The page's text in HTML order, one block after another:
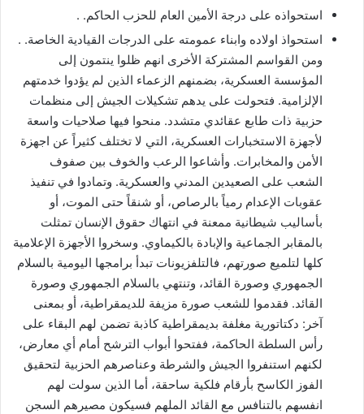
استحواذه على درجة الأمين العام للحزب الحاكم. .
استحواذ اولاده وابناء عمومته على الدرجات القيادية الخاصة. .
ومن القواسم المشتركة الأخرى انهم ظلوا ينتمون إلى
المؤسسة العسكرية، بضمنهم الزعماء الذين لم يؤدوا خدمتهم
الإلزامية. فتحولت على يدهم تشكيلات الجيش إلى منظمات
حزبية ذات طابع عقائدي متشدد. منحوا فيها صلاحيات واسعة
لأجهزة الاستخبارات العسكرية، التي لا تختلف كثيراً عن اجهزة
الأمن والمخابرات. وأشاعوا الرعب والخوف بين صفوف
الشعب على الصعيدين المدني والعسكرية. وتمادوا في تنفيذ
عقوبات الإعدام رمياً بالرصاص، أو شنقاً حتى الموت، أو
بأساليب شيطانية ممعنة في انتهاك حقوق الإنسان تمثلت
بالمقابر الجماعية والإبادة بالكيماوي. وسخروا الأجهزة الإعلامية
كلها لتلميع صورتهم، فالتلفزيونات تبدأ برامجها اليومية بالسلام
الجمهوري وصورة القائد، وتنتهي بالسلام الجمهوري وصورة
القائد. فقدموا للشعب صورة مزيفة للديمقراطية، أو بمعنى
آخر: دكتاتورية مغلفة بديمقراطية كاذبة تضمن لهم البقاء على
رأس السلطة الحاكمة، ففتحوا أبواب الترشح أمام أي معارض،
لكنهم استنفروا الجيش والشرطة وعناصرهم الحزبية لتحقيق
الفوز الكاسح بأرقام فلكية ساحقة، أما الذين سولت لهم
انفسهم بالتنافس مع القائد الملهم فسيكون مصيرهم السجن